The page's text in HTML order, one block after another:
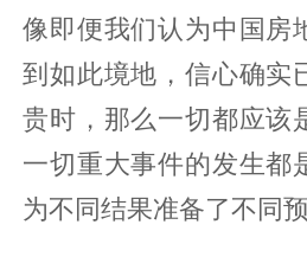
像即便我们认为中国房
到如此境地，信心确实
贵时，那么一切都应该
一切重大事件的发生都
为不同结果准备了不同预